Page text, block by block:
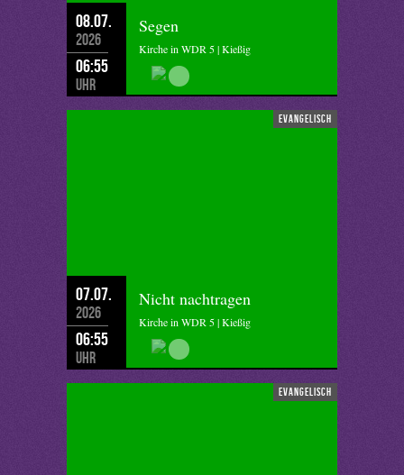
08.07.
2026
06:55
Uhr
Segen
Kirche in WDR 5 | Kießig
evangelisch
07.07.
2026
06:55
Uhr
Nicht nachtragen
Kirche in WDR 5 | Kießig
evangelisch